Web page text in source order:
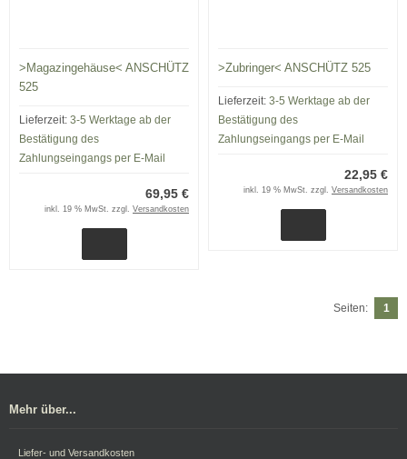
>Magazingehäuse< ANSCHÜTZ
525
Lieferzeit: 3-5 Werktage ab der
Bestätigung des
Zahlungseingangs per E-Mail
69,95 €
inkl. 19 % MwSt. zzgl. Versandkosten
>Zubringer< ANSCHÜTZ 525
Lieferzeit: 3-5 Werktage ab der
Bestätigung des
Zahlungseingangs per E-Mail
22,95 €
inkl. 19 % MwSt. zzgl. Versandkosten
Seiten: 1
Mehr über...
Liefer- und Versandkosten